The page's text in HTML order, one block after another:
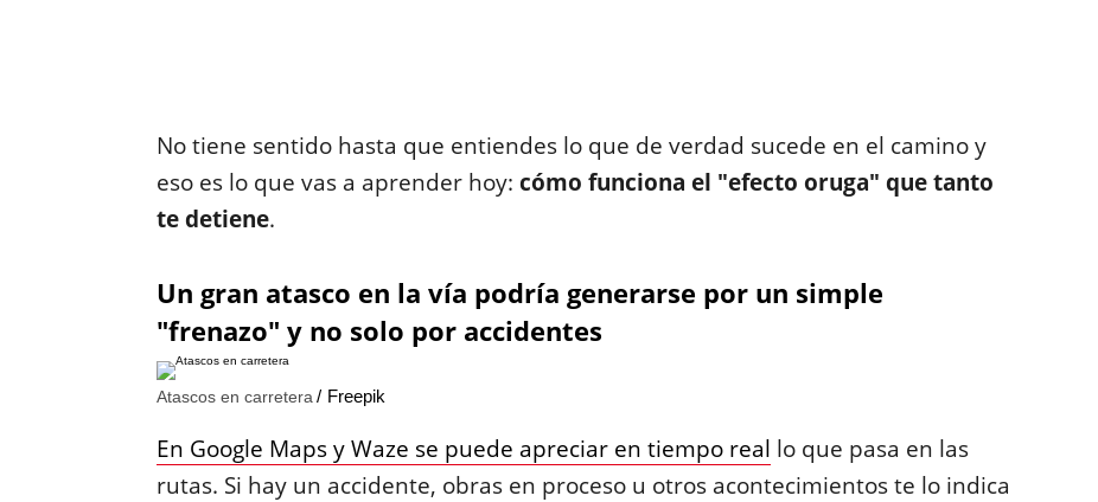
No tiene sentido hasta que entiendes lo que de verdad sucede en el camino y
eso es lo que vas a aprender hoy: cómo funciona el "efecto oruga" que tanto
te detiene.
Un gran atasco en la vía podría generarse por un simple
"frenazo" y no solo por accidentes
Atascos en carretera Freepik
En Google Maps y Waze se puede apreciar en tiempo real lo que pasa en las
rutas. Si hay un accidente, obras en proceso u otros acontecimientos te lo indica